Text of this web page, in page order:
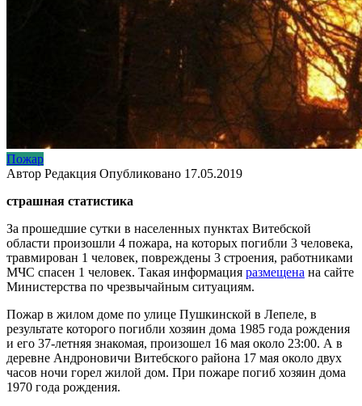
Пожар
Автор Редакция Опубликовано 17.05.2019
страшная статистика
За прошедшие сутки в населенных пунктах Витебской
области произошли 4 пожара, на которых погибли 3 человека,
травмирован 1 человек, повреждены 3 строения, работниками
МЧС спасен 1 человек. Такая информация размещена на сайте
Министерства по чрезвычайным ситуациям.
Пожар в жилом доме по улице Пушкинской в Лепеле, в
результате которого погибли хозяин дома 1985 года рождения
и его 37-летняя знакомая, произошел 16 мая около 23:00. А в
деревне Андроновичи Витебского района 17 мая около двух
часов ночи горел жилой дом. При пожаре погиб хозяин дома
1970 года рождения.